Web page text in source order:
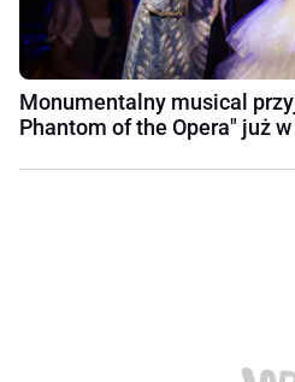
Monumentalny musical
Phantom of the Opera" już